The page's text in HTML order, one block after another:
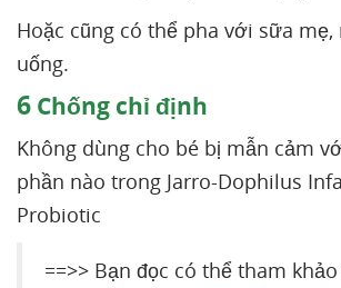
Hoặc cũng có thể pha với sữa
uống.
6 Chống chỉ định
Không dùng cho bé bị mẫn cảm
phần nào trong Jarro-Dophilus
Probiotic
==>> Bạn đọc có thể tham